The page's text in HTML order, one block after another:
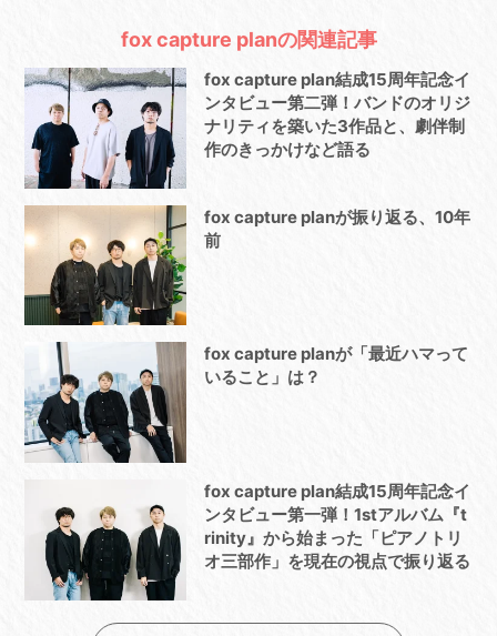
fox capture planの関連記事
fox capture plan結成15周年記念イ
ンタビュー第二弾！バンドのオリジ
ナリティを築いた3作品と、劇伴制
作のきっかけなど語る
fox capture planが振り返る、10年
前
fox capture planが「最近ハマって
いること」は？
fox capture plan結成15周年記念イ
ンタビュー第一弾！1stアルバム『t
rinity』から始まった「ピアノトリ
オ三部作」を現在の視点で振り返る